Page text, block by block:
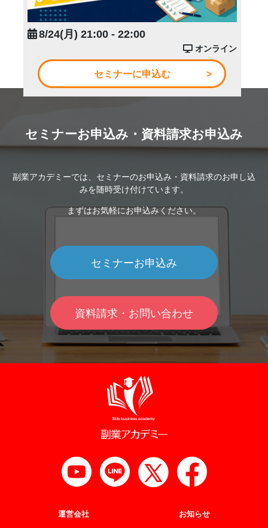
8/24(月) 21:00 - 22:00
オンライン
セミナーに申込む
セミナーお申込み・資料請求お申込み
副業アカデミーでは、セミナーのお申込み・資料請求のお申し込
みを随時受け付けています。
まずはお気軽にお申込みください。
セミナーお申込み
資料請求・お問い合わせ
運営会社 お知らせ